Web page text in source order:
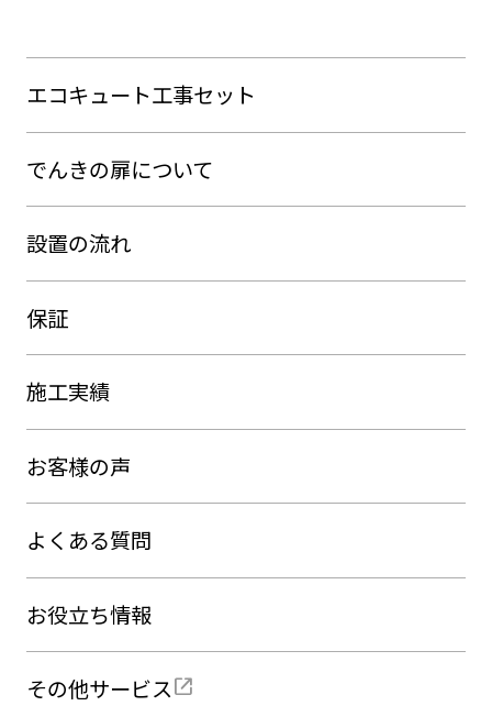
エコキュート工事セット
でんきの扉について
設置の流れ
保証
施工実績
お客様の声
よくある質問
お役立ち情報
その他サービス